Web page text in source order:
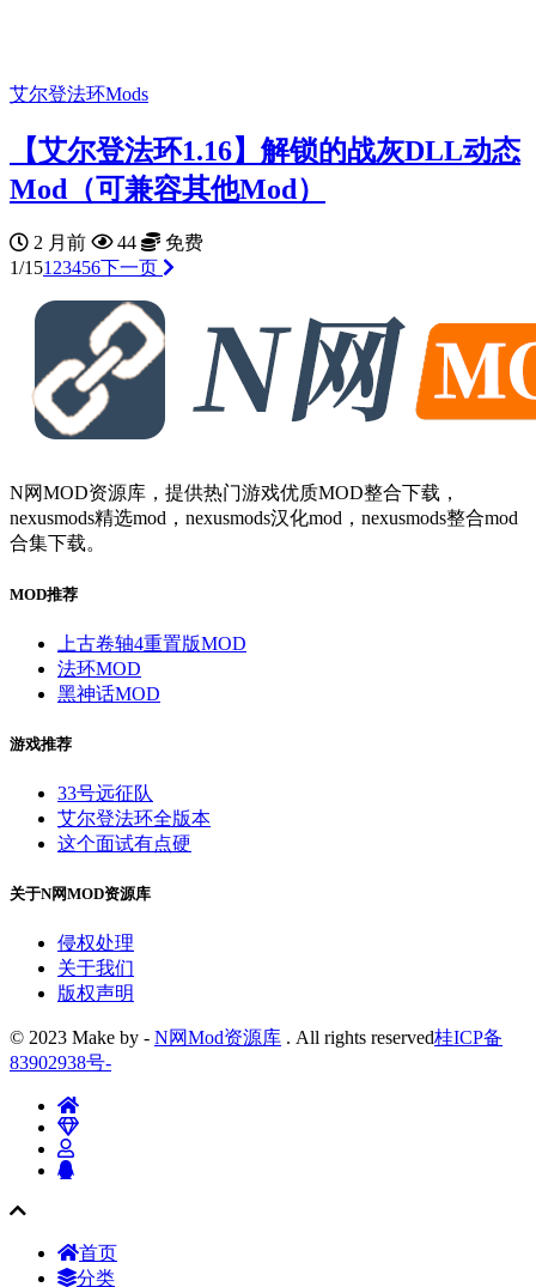
艾尔登法环Mods
【艾尔登法环1.16】解锁的战灰DLL动态
Mod（可兼容其他Mod）
2 月前 44
免费
1/15123456下一页
N网MOD资源库，提供热门游戏优质MOD整合下载，
nexusmods精选mod，nexusmods汉化mod，nexusmods整合mod
合集下载。
MOD推荐
上古卷轴4重置版MOD
法环MOD
黑神话MOD
游戏推荐
33号远征队
艾尔登法环全版本
这个面试有点硬
关于N网MOD资源库
侵权处理
关于我们
版权声明
© 2023 Make by - N网Mod资源库 . All rights reserved桂ICP备
83902938号-
首页
分类